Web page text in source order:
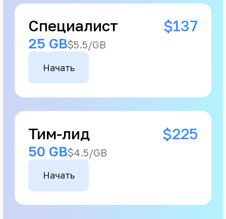
Специалист $137
25 GB$5.5/GB
Начать
Тим-лид $225
50 GB$4.5/GB
Начать